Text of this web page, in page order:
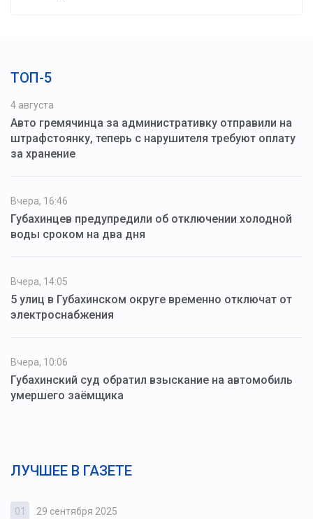
ТОП-5
4 августа
Авто гремячинца за административку отправили на
штрафстоянку, теперь с нарушителя требуют оплату
за хранение
Вчера, 16:46
Губахинцев предупредили об отключении холодной
воды сроком на два дня
Вчера, 14:05
5 улиц в Губахинском округе временно отключат от
электроснабжения
Вчера, 10:06
Губахинский суд обратил взыскание на автомобиль
умершего заёмщика
ЛУЧШЕЕ В ГАЗЕТЕ
01 29 сентября 2025